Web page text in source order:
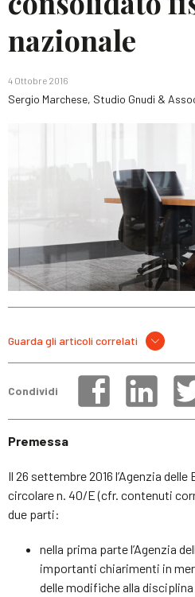
nazionale
4 Ottobre 2016
Sergio Marchese, Studio Gnudi &
Guarda gli articoli correlati
Condividi
Premessa
Il 26 settembre 2016 l’Agenzia
circolare n. 40/E (cfr. contenuti
due parti:
nella prima parte l’Agenzia
importanti chiarimenti in
delle modifiche alla